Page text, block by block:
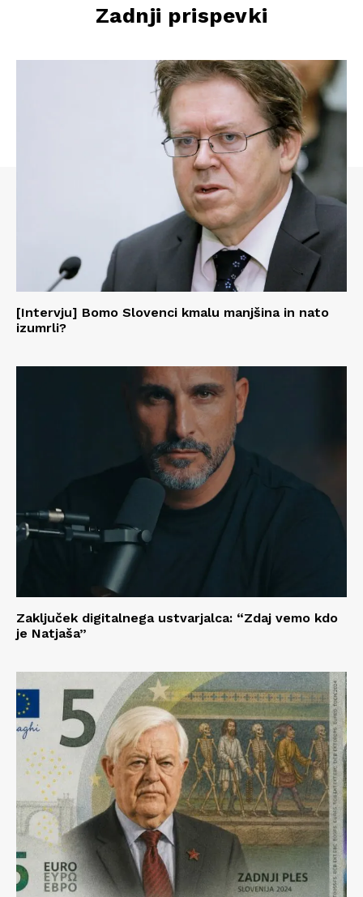
Zadnji prispevki
[Intervju] Bomo Slovenci kmalu manjšina in nato
izumrli?
Zaključek digitalnega ustvarjalca: “Zdaj vemo kdo
je Natjaša”